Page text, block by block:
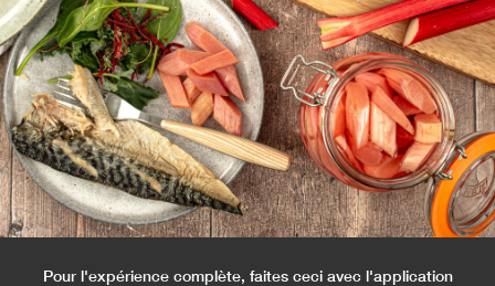
Pour l'expérience complète, faites ceci avec l'application